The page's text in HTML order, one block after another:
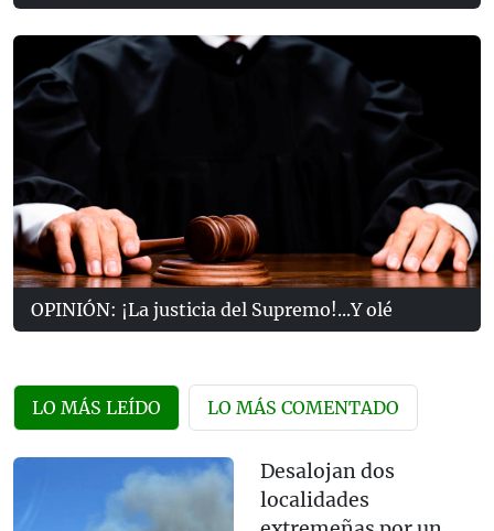
OPINIÓN: ¡La justicia del Supremo!...Y olé
LO MÁS LEÍDO LO MÁS COMENTADO
Desalojan dos
localidades